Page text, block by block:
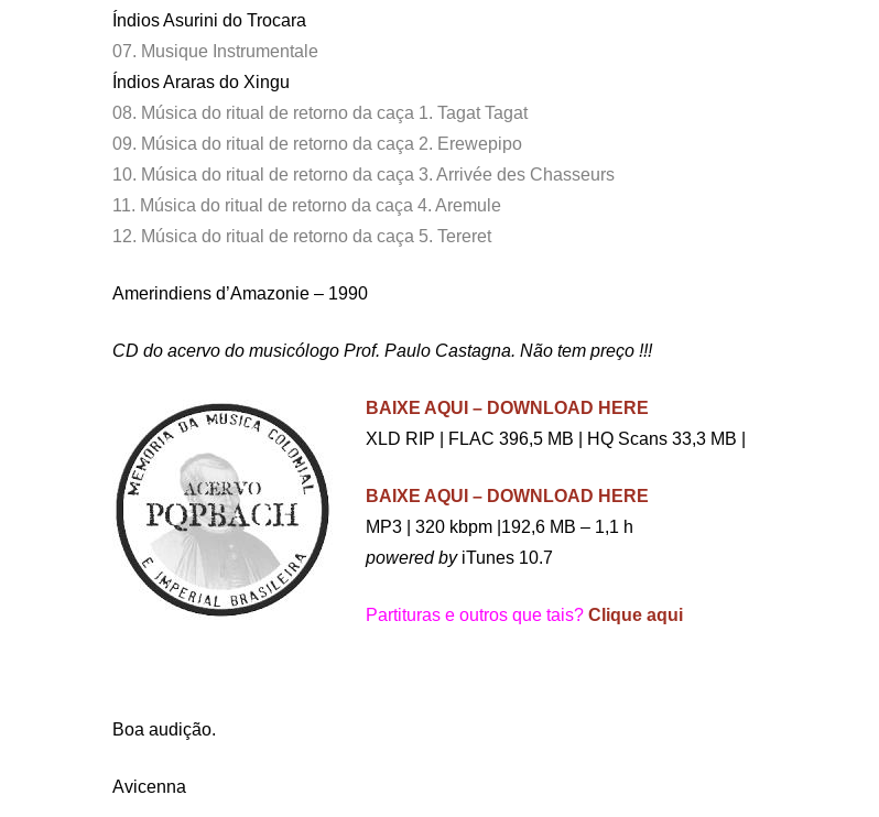
Índios Asurini do Trocara
07. Musique Instrumentale
Índios Araras do Xingu
08. Música do ritual de retorno da caça 1. Tagat Tagat
09. Música do ritual de retorno da caça 2. Erewepipo
10. Música do ritual de retorno da caça 3. Arrivée des Chasseurs
11. Música do ritual de retorno da caça 4. Aremule
12. Música do ritual de retorno da caça 5. Tereret
Amerindiens d’Amazonie – 1990
CD do acervo do musicólogo Prof. Paulo Castagna. Não tem preço !!!
BAIXE AQUI – DOWNLOAD HERE
XLD RIP | FLAC 396,5 MB | HQ Scans 33,3 MB |
BAIXE AQUI – DOWNLOAD HERE
MP3 | 320 kbpm |192,6 MB – 1,1 h
powered byiTunes 10.7
Partituras e outros que tais? Clique aqui
Boa audição.
Avicenna